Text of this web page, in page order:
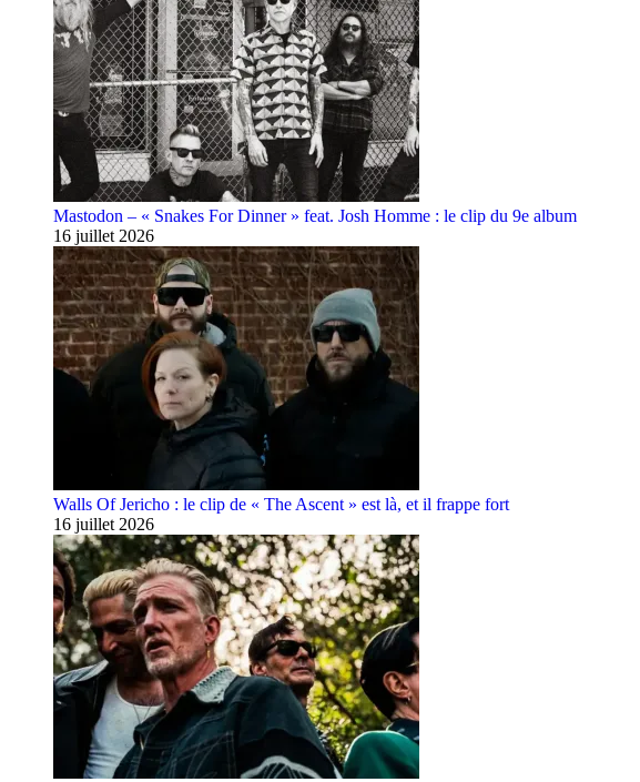
Mastodon – « Snakes For Dinner » feat. Josh Homme : le clip du 9e album
16 juillet 2026
Walls Of Jericho : le clip de « The Ascent » est là, et il frappe fort
16 juillet 2026